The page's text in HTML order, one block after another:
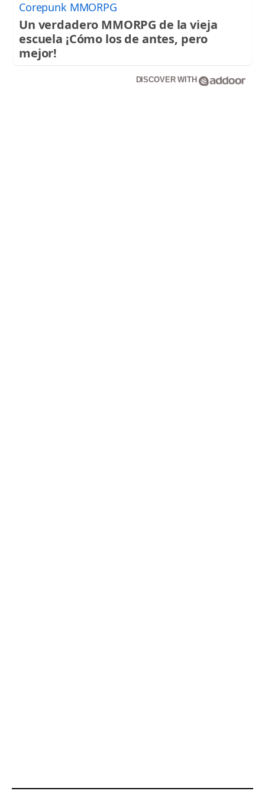
Corepunk MMORPG
Un verdadero MMORPG de la vieja
escuela ¡Cómo los de antes, pero
mejor!
DISCOVER WITH